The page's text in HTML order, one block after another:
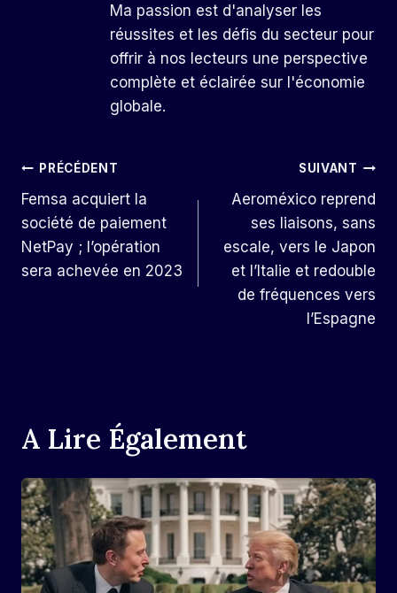
Ma passion est d'analyser les
réussites et les défis du secteur pour
offrir à nos lecteurs une perspective
complète et éclairée sur l'économie
globale.
Navigation
De
L’article
PRÉCÉDENT
Femsa acquiert la
société de paiement
NetPay ; l’opération
sera achevée en 2023
SUIVANT
Aeroméxico reprend
ses liaisons, sans
escale, vers le Japon
et l’Italie et redouble
de fréquences vers
l’Espagne
A Lire Également